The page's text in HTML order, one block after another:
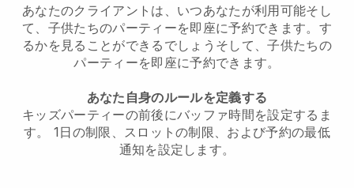
あなたのクライアントは、いつあなたが利用可能そし
て、子供たちのパーティーを即座に予約できます。 す
るかを見ることができるでしょう そして、子供たちの
パーティーを即座に予約できます。
あなた自身のルールを定義する
キッズパーティーの前後にバッファ時間を設定する ま
す。 1日の制限、スロットの制限、および予約の最低
通知を設定します。